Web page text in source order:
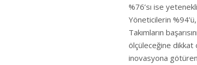
%76’sı ise
Yöneticilerin
Takımların
ölçüleceğine
inovasyona götüren